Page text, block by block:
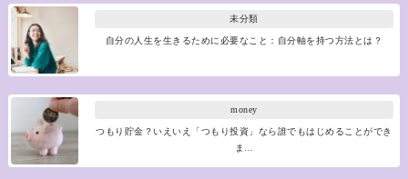
未分類
自分の人生を生きるために必要なこと：自分軸を持つ方法とは？
money
つもり貯金？いえいえ「つもり投資」なら誰でもはじめることができ
ま…